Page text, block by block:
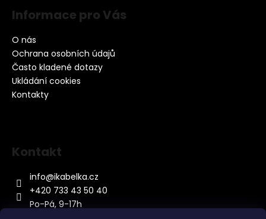
Informace pro Vás
O nás
Ochrana osobních údajů
Často kladené dotazy
Ukládání cookies
Kontakty
Kontakt
info@ikabelka.cz
+420 733 43 50 40
Po-Pá, 9-17h